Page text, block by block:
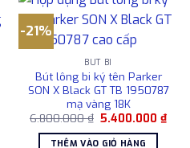
-21%
BÚT BI
Bút lông bi ký tên Parker
SON X Black GT TB 1950787
mạ vàng 18K
6.800.000₫ Giá
là:
5.400.000₫Giá
THÊM VÀO GIỎ HÀNG